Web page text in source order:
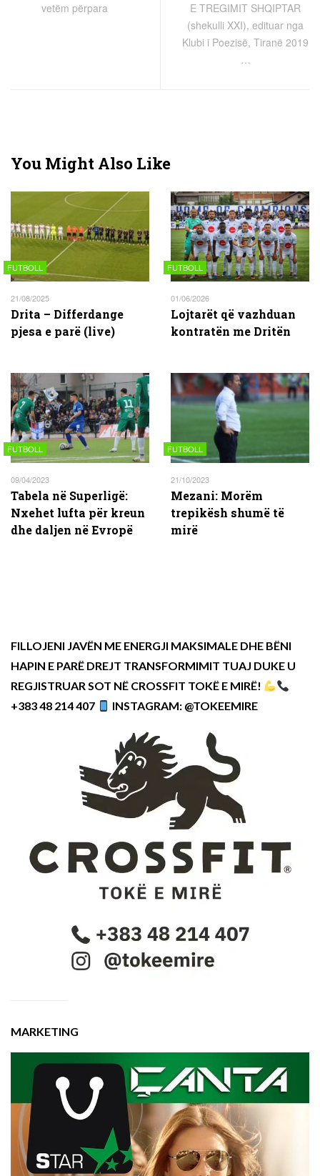
vetëm përpara
E TREGIMIT SHQIPTAR
(shekulli XXI), edituar nga
Klubi i Poezisë, Tiranë 2019
…
You Might Also Like
FUTBOLL
21/08/2025
Drita – Differdange
pjesa e parë (live)
FUTBOLL
01/06/2026
Lojtarët që vazhduan
kontratën me Dritën
FUTBOLL
09/04/2023
Tabela në Superligë:
Nxehet lufta për kreun
dhe daljen në Evropë
FUTBOLL
21/10/2023
Mezani: Morëm
trepikësh shumë të
mirë
FILLOJENI JAVËN ME ENERGJI MAKSIMALE DHE BËNI
HAPIN E PARË DREJT TRANSFORMIMIT TUAJ DUKE U
REGJISTRUAR SOT NË CROSSFIT TOKË E MIRË!
+383 48 214 407
INSTAGRAM: @TOKEEMIRE
MARKETING